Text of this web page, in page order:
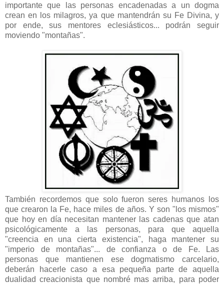
importante que las personas encadenadas a un dogma
crean en los milagros, ya que mantendrán su Fe Divina, y
por ende, sus mentores eclesiásticos... podrán seguir
moviendo "montañas".
También recordemos que solo fueron seres humanos los
que crearon la Fe, hace miles de años. Y son "los mismos"
que hoy en día necesitan mantener las cadenas que atan
psicológicamente a las personas, para que aquella
"creencia en una cierta existencia", haga mantener su
"imperio de montañas"... de confianza o de Fe. Las
personas que mantienen ese dogmatismo carcelario,
deberán hacerle caso a esa pequeña parte de aquella
dualidad creacionista que nombré mas arriba, para poder